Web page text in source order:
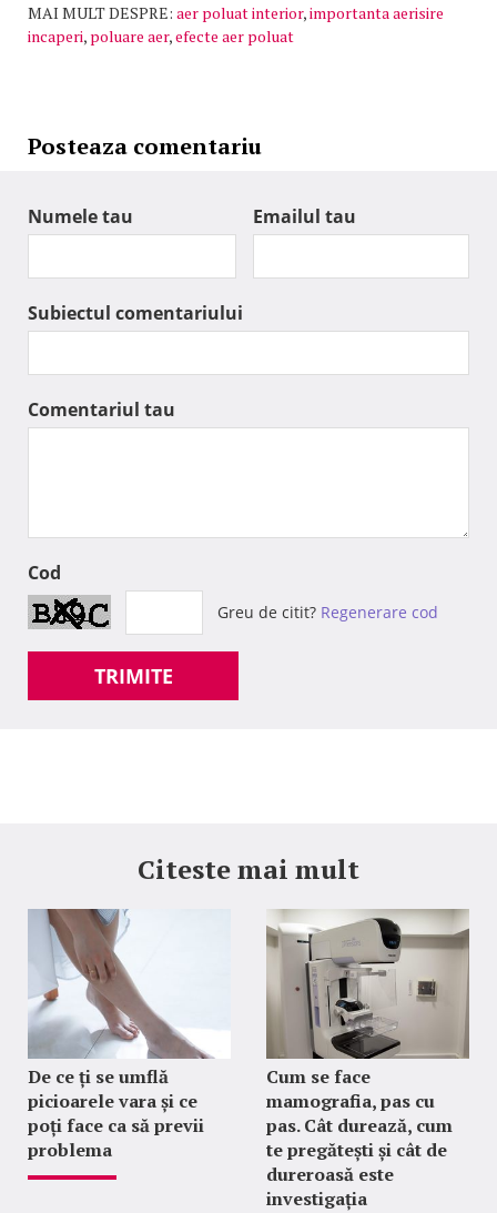
MAI MULT DESPRE: aer poluat interior,importanta aerisire
incaperi, poluare aer,efecte aer poluat
Posteaza comentariu
Numele tau Emailul tau
Subiectul comentariului
Comentariul tau
Cod
Greu de citit? Regenerare cod
TRIMITE
Citeste mai mult
De ce ți se umflă
picioarele vara și ce
poți face ca să previi
problema
Cum se face
mamografia, pas cu
pas. Cât durează, cum
te pregătești și cât de
dureroasă este
investigația